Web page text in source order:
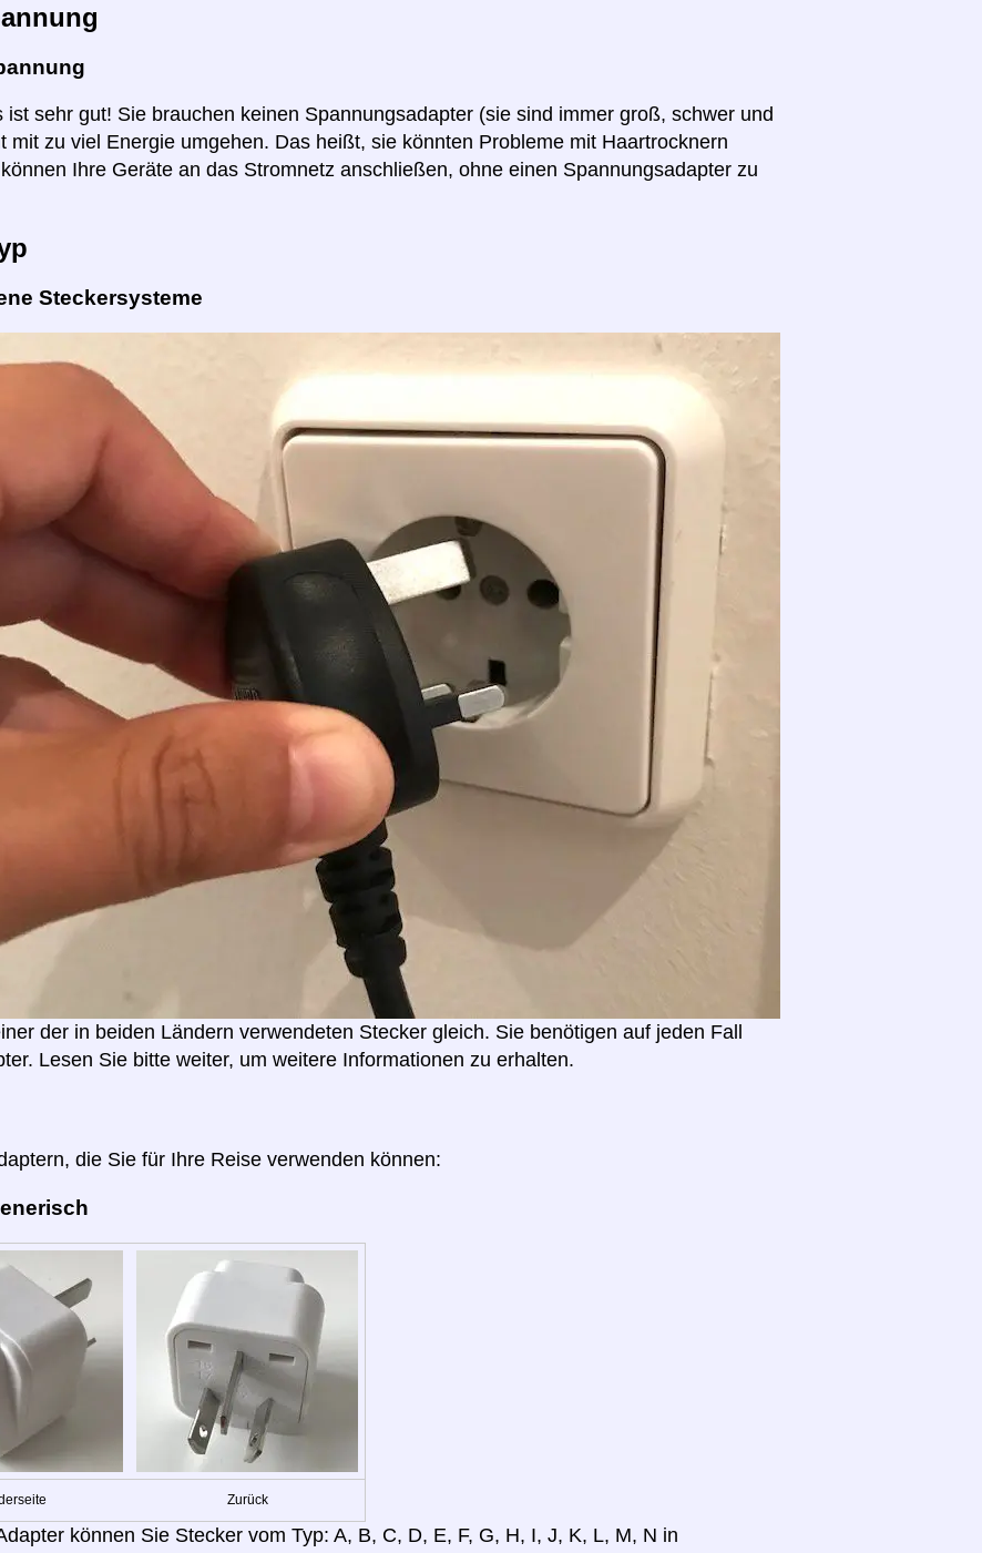
ist sehr gut! Sie brauchen keinen Spannungsadapter (sie sind immer groß, schwer und
mit zu viel Energie umgehen. Das heißt, sie könnten Probleme mit Haartrocknern
Ihre Geräte an das Stromnetz anschließen, ohne einen Spannungsadapter zu
Steckersysteme
der in beiden Ländern verwendeten Stecker gleich. Sie benötigen auf jeden Fall
Lesen Sie bitte weiter, um weitere Informationen zu erhalten.
die Sie für Ihre Reise verwenden können:
Zurück
können Sie Stecker vom Typ: A, B, C, D, E, F, G, H, I, J, K, L, M, N in